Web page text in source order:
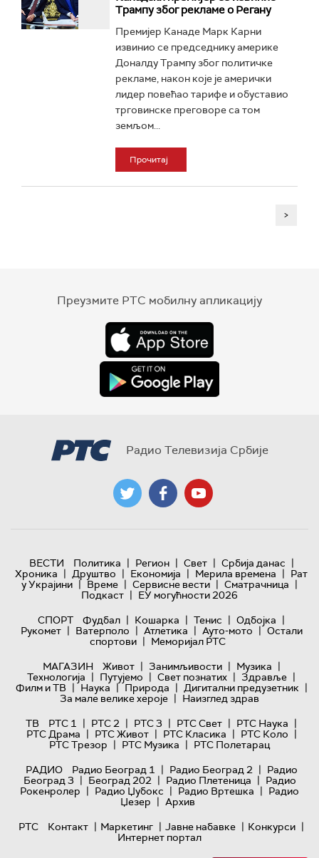
Трампу због рекламе о Регану
Премијер Канаде Марк Карни
извинио се председнику америке
Доналду Трампу због политичке
рекламе, након које је амерички
лидер повећао тарифе и обуставио
трговинске преговоре са том
земљом...
Прочитај
>
Преузмите РТС мобилну апликацију
Радио Телевизија Србије
ВЕСТИ Политика | Регион | Свет | Србија данас |
Хроника | Друштво | Економија | Мерила времена | Рат
у Украјини | Време | Сервисне вести | Сматрачница |
Подкаст | ЕУ могућности 2026
СПОРТ
Фудбал | Кошарка | Тенис | Одбојка |
Рукомет | Ватерполо | Атлетика | Ауто-мото | Остали
спортови | Меморијал РТС
МАГАЗИН
Живот | Занимљивости | Музика |
Технологијa | Путујемо | Свет познатих | Здравље |
Филм и ТВ | Наука | Природа | Дигитални предузетник |
За мале велике хероје | Наизглед здрав
ТВ
РТС 1 | РТС 2 | РТС 3 | РТС Свет | РТС Наука |
РТС Драма | РТС Живот | РТС Класика | РТС Коло |
РТС Трезор | РТС Музика | РТС Полетарац
РАДИО
Радио Београд 1 | Радио Београд 2 | Радио
Београд 3 | Београд 202 | Радио Плетеница | Радио
Рокенролер | Радио Џубокс | Радио Вртешка | Радио
Џезер | Архив
РТС
Контакт | Маркетинг | Јавне набавке | Конкурси |
Интернет портал